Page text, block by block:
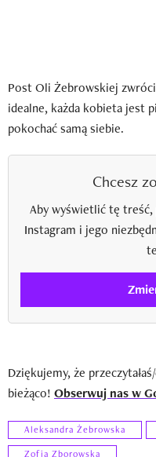
Post Oli Żebrowskiej
idealne, każda kobieta jest
pokochać samą siebie.
Chcesz
Aby wyświetlić tę
Instagram i jego
Dziękujemy, że
bieżąco! Obserwuj nas w
Aleksandra Żebrowska
Zofia Zborowska